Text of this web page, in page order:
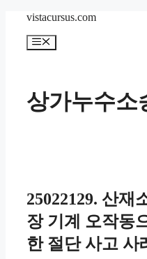
content
vistacursus.com
Menu
상가누수소
25022129. 산재
장 기계 오작동
한 절단 사고 사